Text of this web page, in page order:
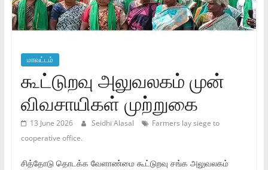
மாவட்டம்
கூட்டுறவு அலுவலகம் முன்
விவசாயிகள் முற்றுகை
13 June 2026 Seidhi Alasal
Farmers lay siege to
cooperative office.
சித்தோடு தொடக்க வேளாண்மை கூட்டுறவு சங்க அலுவலகம்